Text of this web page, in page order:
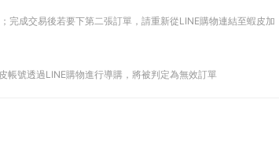
完成交易後若要下第二張訂單，請重新從LINE購物連結至蝦皮加
帳號透過LINE購物進行導購，將被判定為無效訂單